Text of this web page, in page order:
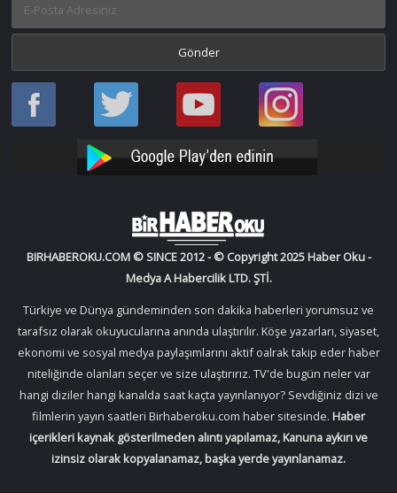
Haber
Oku
Haber
Oku
Bir
Haber
YouTube
Bir
Haber
Instagram
BIRHABEROKU.COM © SINCE 2012 - © Copyright 2025 Haber Oku -
Medya A Habercilik LTD. ŞTİ.
Türkiye ve Dünya gündeminden son dakika haberleri yorumsuz ve
tarafsız olarak okuyucularına anında ulaştırılır. Köşe yazarları, siyaset,
ekonomi ve sosyal medya paylaşımlarını aktif oalrak takip eder haber
niteliğinde olanları seçer ve size ulaştırırız. TV'de bugün neler var
hangi diziler hangi kanalda saat kaçta yayınlanıyor? Sevdiğiniz dizi ve
filmlerin yayın saatleri Birhaberoku.com haber sitesinde. Haber
içerikleri kaynak gösterilmeden alıntı yapılamaz, Kanuna aykırı ve
izinsiz olarak kopyalanamaz, başka yerde yayınlanamaz.